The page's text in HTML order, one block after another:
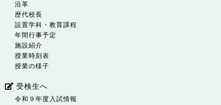
沿革
歴代校長
設置学科・教育課程
年間行事予定
施設紹介
授業時刻表
授業の様子
受検生へ
令和９年度入試情報